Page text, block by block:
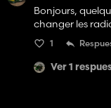
Bonjours,
changer les
1
Ver 1